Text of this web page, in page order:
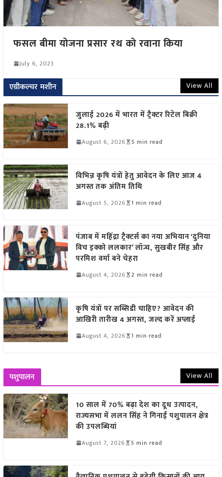
फसल बीमा योजना प्रसार रथ को रवाना किया
July 6, 2023
एग्रीकल्चर मशीन View All
जुलाई 2026 में भारत में ट्रैक्टर रिटेल बिक्री
28.1% बढ़ी
August 6, 2026 5 min read
विभिन्न कृषि यंत्रों हेतु आवेदन के लिए आज 4
अगस्त तक अंतिम तिथि
August 5, 2026 1 min read
पंजाब में महिंद्रा ट्रैक्टर्स का नया अभियान ‘दुनिया
विच इक्को ललकार’ लॉन्च, सुखबीर सिंह और
परमिश वर्मा बने चेहरा
August 4, 2026 2 min read
कृषि यंत्रों पर सब्सिडी चाहिए? आवेदन की
आखिरी तारीख 4 अगस्त, जल्द करें अप्लाई
August 4, 2026 1 min read
पशुपालन View All
10 साल में 70% बढ़ा देश का दूध उत्पादन,
राज्यसभा में ललन सिंह ने गिनाईं पशुपालन क्षेत्र
की उपलब्धियां
August 7, 2026 5 min read